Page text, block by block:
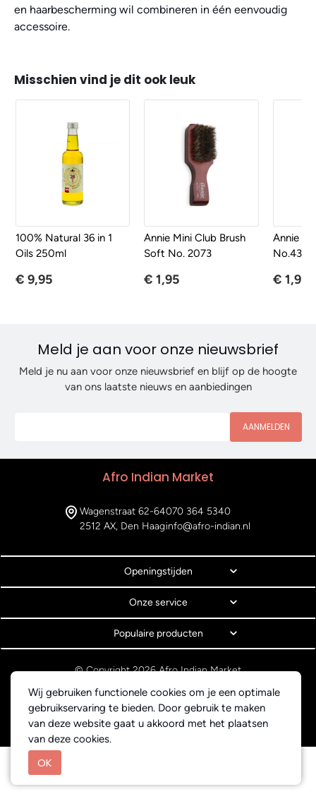
Wij gebruiken functionele cookies om je een optimale
gebruikservaring te bieden. Door gebruik te maken
van deze website gaat u akkoord met het plaatsen
van deze cookies.
OK
en haarbescherming wil combineren in één eenvoudig
accessoire.
Misschien vind je dit ook leuk
100% Natural 36 in 1
Oils 250ml
€ 9,95
Annie Mini Club Brush
Soft No. 2073
€ 1,95
Annie
€ 1,95
Meld je aan voor onze nieuwsbrief
Meld je nu aan voor onze nieuwsbrief en blijf op de hoogte
van ons laatste nieuws en aanbiedingen
AANMELDEN
Afro Indian Market
Wagenstraat 62-64
2512 AX, Den Haag
070 364 5340
info@afro-indian.nl
Openingstijden
Onze service
Populaire producten
© Copyright 2026 Afro Indian Market
Privacyverklaring
Webdesign BEWISE Solutions